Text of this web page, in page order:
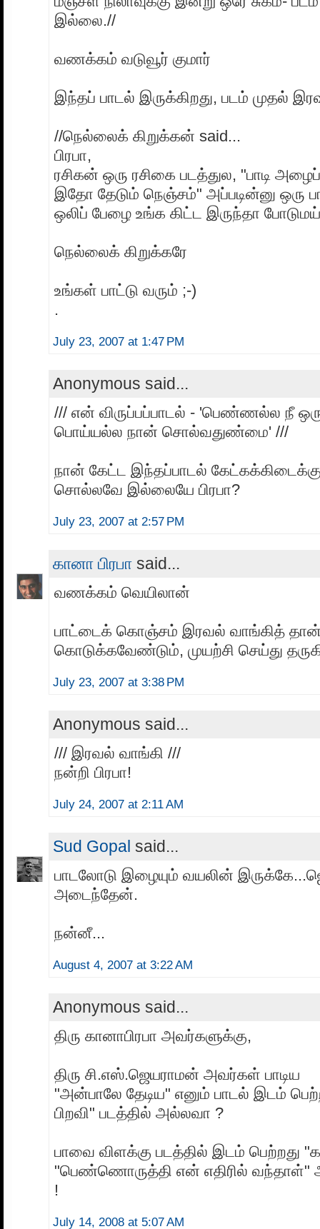
இல்லை.//
வணக்கம் வடுவூர் குமார்
இந்தப் பாடல் இருக்கிறது, படம் முதல்
//நெல்லைக் கிறுக்கன் said...
பிரபா,
ரசிகன் ஒரு ரசிகை படத்துல, "பாடி
இதோ தேடும் நெஞ்சம்" அப்படின்னு ஒரு
ஒலிப் பேழை உங்க கிட்ட இருந்தா
நெல்லைக் கிறுக்கரே
உங்கள் பாட்டு வரும் ;-)
.
July 23, 2007 at 1:47 PM
Anonymous said...
/// என் விருப்பப்பாடல் - 'பெண்ணல்ல நீ
பொய்யல்ல நான் சொல்வதுண்மை' ///
நான் கேட்ட இந்தப்பாடல்
சொல்லவே இல்லையே பிரபா?
July 23, 2007 at 2:57 PM
கானா பிரபா said...
வணக்கம் வெயிலான்
பாட்டைக் கொஞ்சம் இரவல் வாங்கித்
கொடுக்கவேண்டும், முயற்சி செய்து
July 23, 2007 at 3:38 PM
Anonymous said...
/// இரவல் வாங்கி ///
நன்றி பிரபா!
July 24, 2007 at 2:11 AM
Sud Gopal said...
பாடலோடு இழையும் வயலின்
அடைந்தேன்.
நன்னீ...
August 4, 2007 at 3:22 AM
Anonymous said...
திரு கானாபிரபா அவர்களுக்கு,
திரு சி.எஸ்.ஜெயராமன் அவர்கள் பாடிய
"அன்பாலே தேடிய" எனும் பாடல் இடம்
பிறவி" படத்தில் அல்லவா ?
பாவை விளக்கு படத்தில் இடம் பெற்றது
"பெண்ணொருத்தி என் எதிரில் வந்தாள்"
!
July 14, 2008 at 5:07 AM